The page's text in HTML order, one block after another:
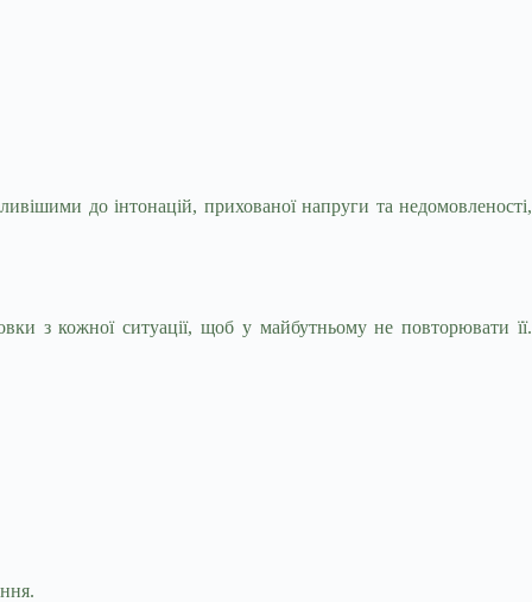
до інтонацій, прихованої напруги та недомовленості,
з кожної ситуації, щоб у майбутньому не повторювати її.